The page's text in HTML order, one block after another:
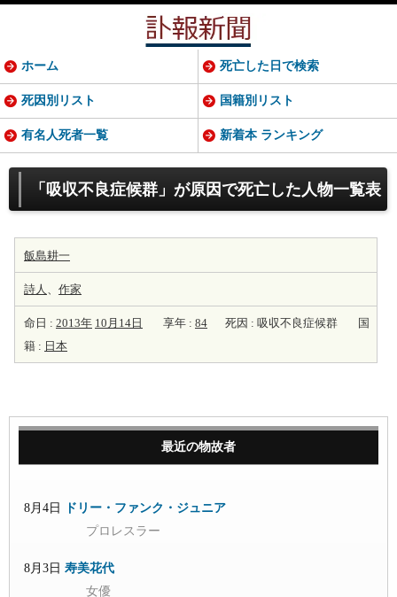
「吸収不良症候群」が原因で死亡した人物一覧表
飯島耕一
詩人 、 作家
命日 : 2013年 10月14日 享年 : 84 死因 : 吸収不良症候群
国
籍 : 日本
ホーム 死亡した日で検索
死因別リスト 国籍別リスト
有名人死者一覧 新着本 ランキング
最近の物故者
8月4日
ドリー・ファンク・ジュニア
プロレスラー
8月3日 寿美花代
女優